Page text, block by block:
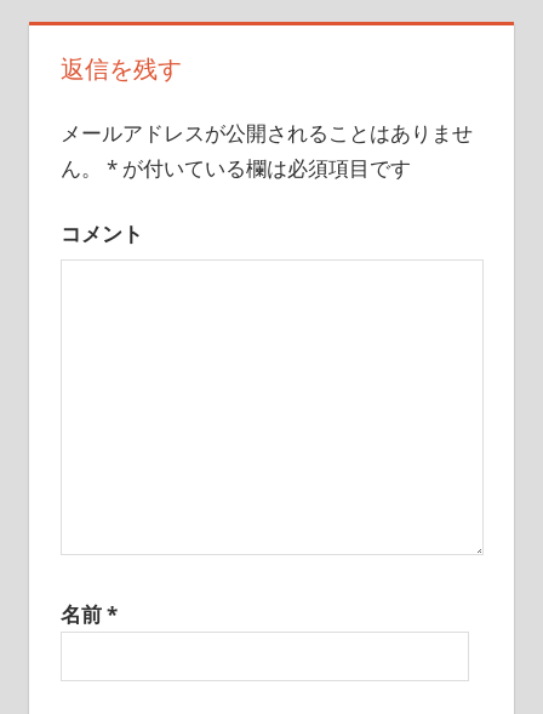
ビ
ゲ
ー
シ
ョ
ン
返信を残す
メールアドレスが公開されることはありませ
ん。
*が付いている欄は必須項目です
コメント
名前*